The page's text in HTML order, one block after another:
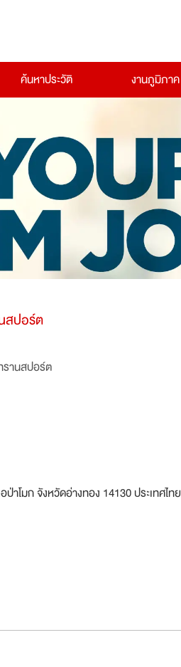
ค้นหาประวัติ งานภูมิภาค
สปอร์ต
รานสปอร์ต
โมก จังหวัดอ่างทอง 14130 ประเทศไทย